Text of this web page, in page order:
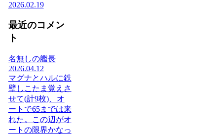
2026.02.19
最近のコメン
ト
名無しの艦長
2026.04.12
マグナとハルに鉄
壁しこたま覚えさ
せて(計9枚)、オ
ートで65までは来
れた。この辺がオ
ートの限界かなっ